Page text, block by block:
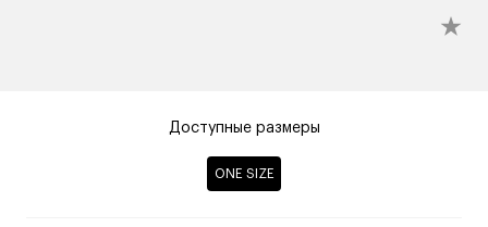
Доступные размеры
ONE SIZE